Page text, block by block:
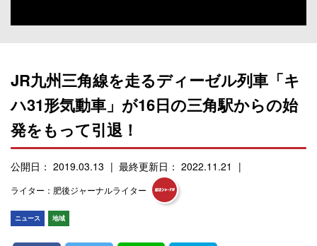
JR九州三角線を走るディーゼル列車「キ
ハ31形気動車」が16日の三角駅からの始
発をもって引退！
公開日： 2019.03.13 最終更新日： 2022.11.21
ライター：肥後ジャーナルライター
ニュース 地域